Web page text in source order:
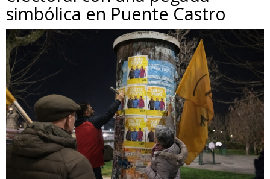
simbólica en Puente Castro